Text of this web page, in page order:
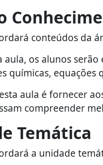
conteúdos da
aula, os alunos
químicas,
aula é fornecer
compreender
Temática
a unidade